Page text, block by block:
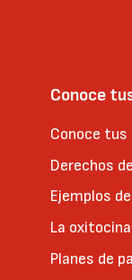
Conoce
Conoce tus
Derechos
Ejemplos
La
Planes de